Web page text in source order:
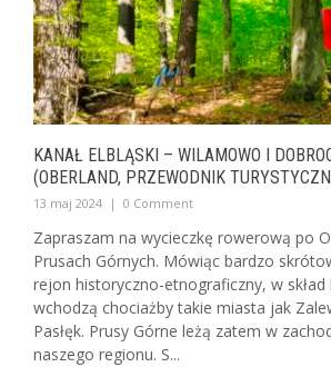
KANAŁ ELBLĄSKI – WILAMOWO I
(OBERLAND, PRZEWODNIK
13 maj 2024 | 0 Comment
Zapraszam na wycieczkę rowerową po
Prusach Górnych. Mówiąc bardzo
rejon historyczno-etnograficzny, w
wchodzą chociażby takie miasta jak
Pasłęk. Prusy Górne leżą zatem w
naszego regionu. S...